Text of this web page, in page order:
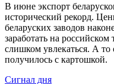
В июне экспорт
исторический рекорд.
беларуских заводов
заработать на
слишком увлекаться. А
получилось с картошкой.
Сигнал дня